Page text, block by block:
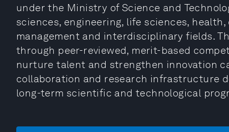
under the Ministry of Science and
sciences, engineering, life sciences,
management and interdisciplinary fields.
through peer-reviewed, merit-based
nurture talent and strengthen innovation
collaboration and research infrastructure
long-term scientific and technological